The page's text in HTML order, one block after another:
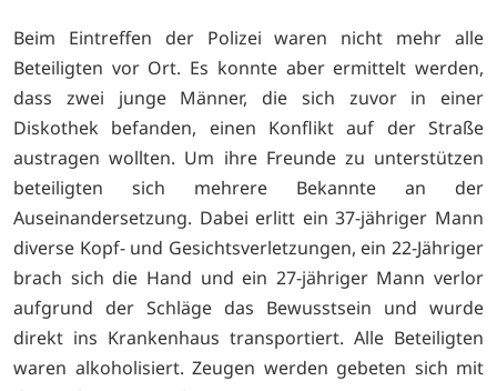
Beim Eintreffen der Polizei waren nicht mehr alle
Beteiligten vor Ort. Es konnte aber ermittelt werden,
dass zwei junge Männer, die sich zuvor in einer
Diskothek befanden, einen Konflikt auf der Straße
austragen wollten. Um ihre Freunde zu unterstützen
beteiligten sich mehrere Bekannte an der
Auseinandersetzung. Dabei erlitt ein 37-jähriger Mann
diverse Kopf- und Gesichtsverletzungen, ein 22-Jähriger
brach sich die Hand und ein 27-jähriger Mann verlor
aufgrund der Schläge das Bewusstsein und wurde
direkt ins Krankenhaus transportiert. Alle Beteiligten
waren alkoholisiert. Zeugen werden gebeten sich mit